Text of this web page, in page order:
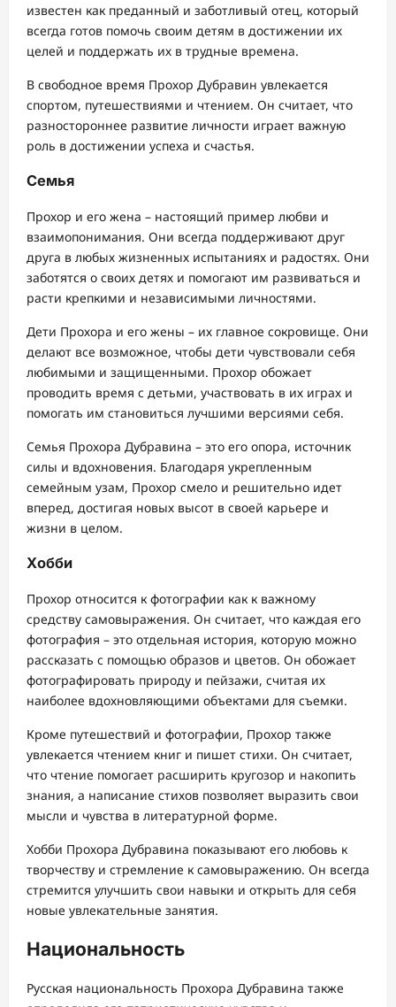
известен как преданный и заботливый отец, который
всегда готов помочь своим детям в достижении их
целей и поддержать их в трудные времена.
В свободное время Прохор Дубравин увлекается
спортом, путешествиями и чтением. Он считает, что
разностороннее развитие личности играет важную
роль в достижении успеха и счастья.
Семья
Прохор и его жена – настоящий пример любви и
взаимопонимания. Они всегда поддерживают друг
друга в любых жизненных испытаниях и радостях. Они
заботятся о своих детях и помогают им развиваться и
расти крепкими и независимыми личностями.
Дети Прохора и его жены – их главное сокровище. Они
делают все возможное, чтобы дети чувствовали себя
любимыми и защищенными. Прохор обожает
проводить время с детьми, участвовать в их играх и
помогать им становиться лучшими версиями себя.
Семья Прохора Дубравина – это его опора, источник
силы и вдохновения. Благодаря укрепленным
семейным узам, Прохор смело и решительно идет
вперед, достигая новых высот в своей карьере и
жизни в целом.
Хобби
Прохор относится к фотографии как к важному
средству самовыражения. Он считает, что каждая его
фотография – это отдельная история, которую можно
рассказать с помощью образов и цветов. Он обожает
фотографировать природу и пейзажи, считая их
наиболее вдохновляющими объектами для съемки.
Кроме путешествий и фотографии, Прохор также
увлекается чтением книг и пишет стихи. Он считает,
что чтение помогает расширить кругозор и накопить
знания, а написание стихов позволяет выразить свои
мысли и чувства в литературной форме.
Хобби Прохора Дубравина показывают его любовь к
творчеству и стремление к самовыражению. Он всегда
стремится улучшить свои навыки и открыть для себя
новые увлекательные занятия.
Национальность
Русская национальность Прохора Дубравина также